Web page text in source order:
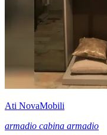
Ati NovaMobili
armadio cabina armadio